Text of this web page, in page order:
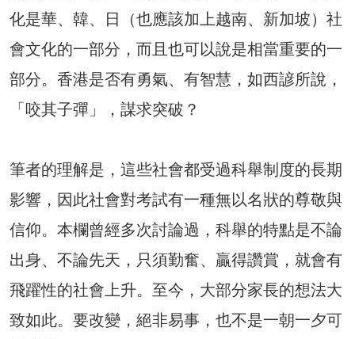
化是華、韓、日（也應該加上越南、新加坡）社
會文化的一部分，而且也可以說是相當重要的一
部分。香港是否有勇氣、有智慧，如西諺所說，
「咬其子彈」，謀求突破？
筆者的理解是，這些社會都受過科舉制度的長期
影響，因此社會對考試有一種無以名狀的尊敬與
信仰。本欄曾經多次討論過，科舉的特點是不論
出身、不論先天，只須勤奮、贏得讚賞，就會有
飛躍性的社會上升。至今，大部分家長的想法大
致如此。要改變，絕非易事，也不是一朝一夕可